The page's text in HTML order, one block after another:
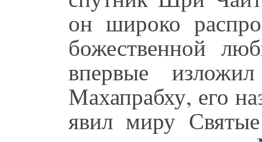
он широко
божественной
впервые
Махапрабху, его
явил миру